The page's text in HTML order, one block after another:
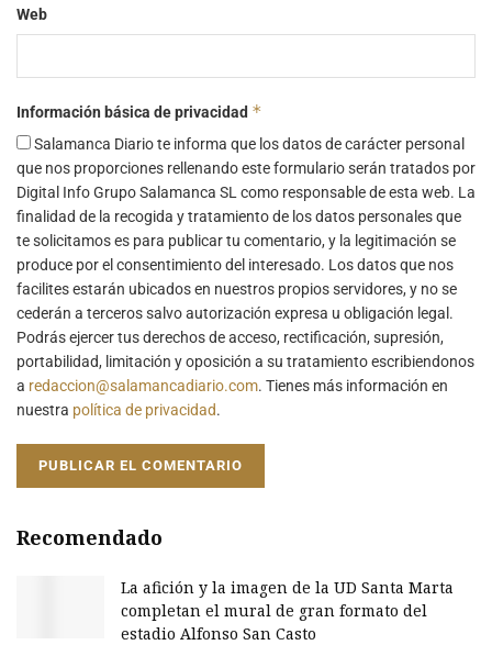
Web
Información básica de privacidad *
Salamanca Diario te informa que los datos de carácter personal
que nos proporciones rellenando este formulario serán tratados por
Digital Info Grupo Salamanca SL como responsable de esta web. La
finalidad de la recogida y tratamiento de los datos personales que
te solicitamos es para publicar tu comentario, y la legitimación se
produce por el consentimiento del interesado. Los datos que nos
facilites estarán ubicados en nuestros propios servidores, y no se
cederán a terceros salvo autorización expresa u obligación legal.
Podrás ejercer tus derechos de acceso, rectificación, supresión,
portabilidad, limitación y oposición a su tratamiento escribiendonos
a redaccion@salamancadiario.com. Tienes más información en
nuestra política de privacidad.
Recomendado
La afición y la imagen de la UD Santa Marta
completan el mural de gran formato del
estadio Alfonso San Casto